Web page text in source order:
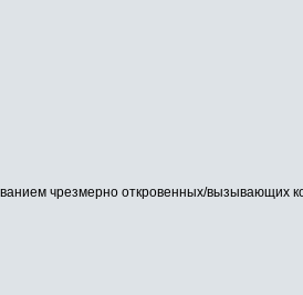
чрезмерно откровенных/вызывающих